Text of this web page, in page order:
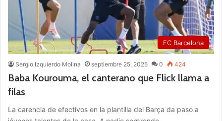
FC Barcelona
Sergio Izquierdo Molina septiembre 25, 2025 0 424
Baba Kourouma, el canterano que Flick llama a
filas
La carencia de efectivos en la plantilla del Barça da paso a